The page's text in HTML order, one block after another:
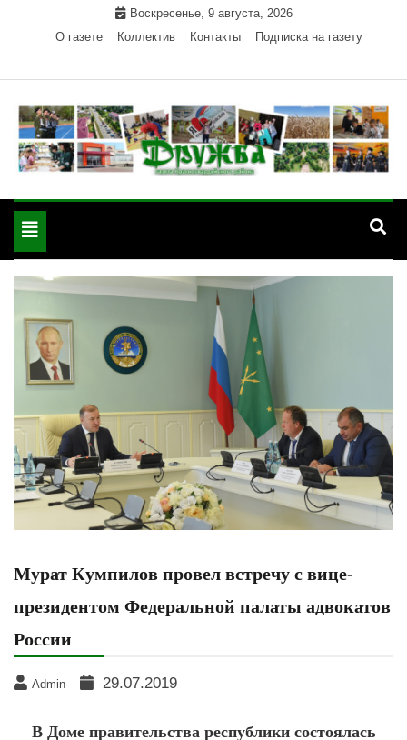
Воскресенье, 9 августа, 2026
О газете
Коллектив Контакты Подписка на газету
"Дружба" — газета
района РА
Красногвардейского района Республики Адыгея
Toggle
navigation
Мурат Кумпилов провел встречу с вице-
президентом Федеральной палаты адвокатов
России
Admin 29.07.2019
В Доме правительства республики состоялась